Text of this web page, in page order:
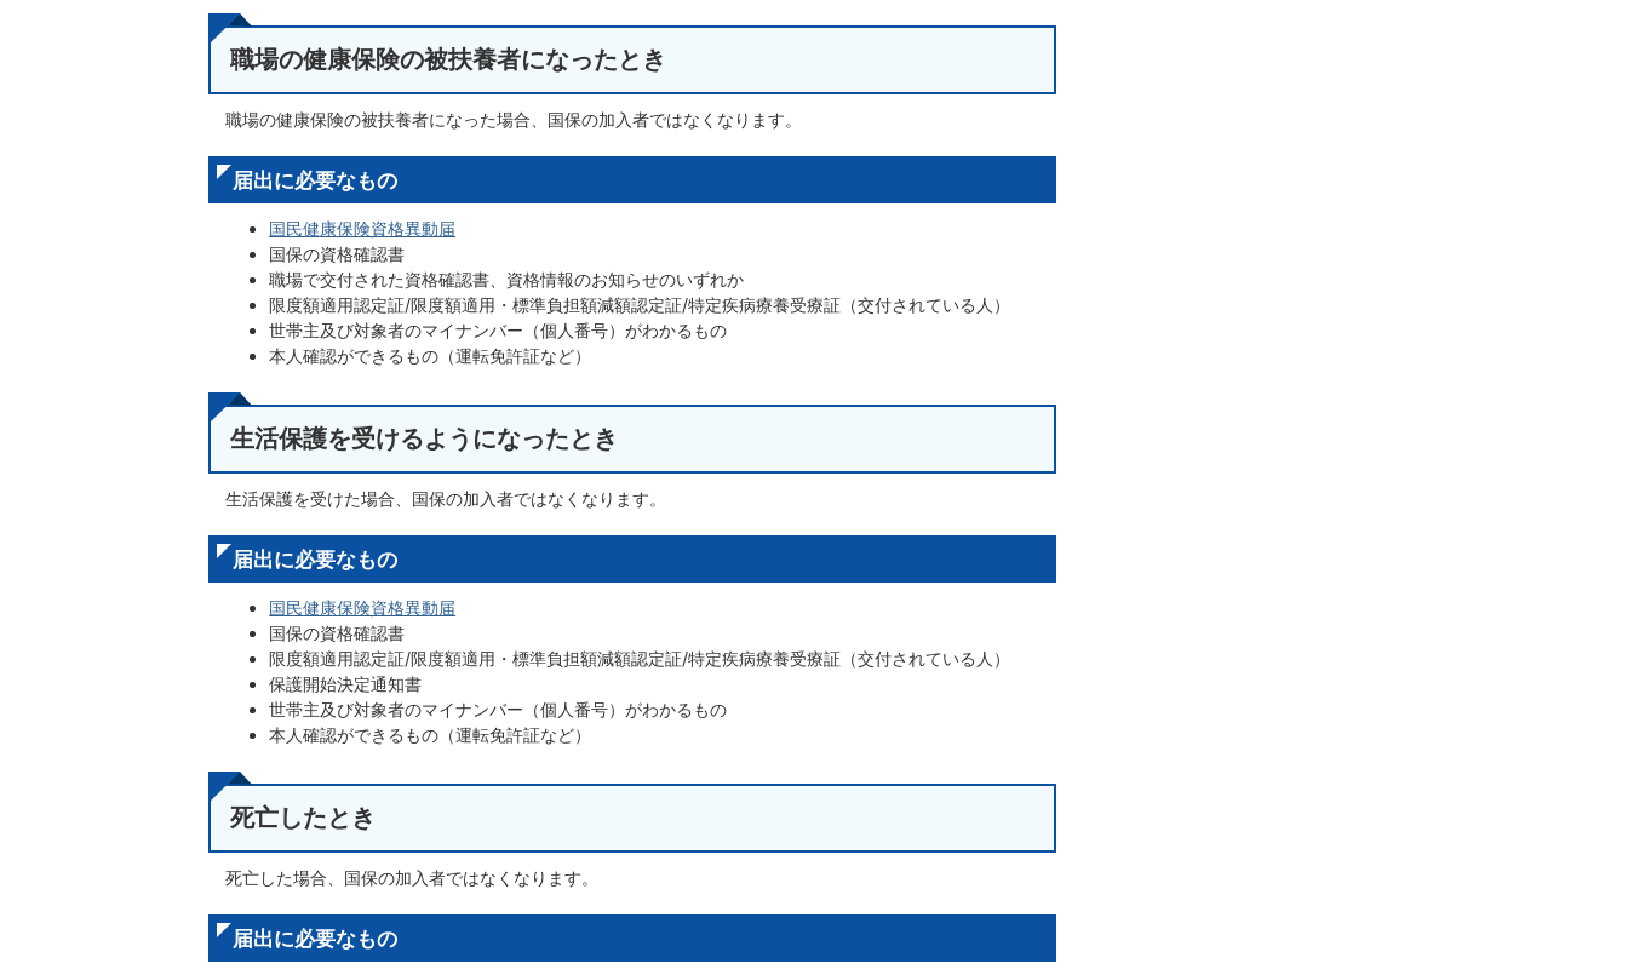
職場の健康保険の被扶養者になったとき
職場の健康保険の被扶養者になった場合、国保の加入者ではなくなります。
届出に必要なもの
国民健康保険資格異動届
国保の資格確認書
職場で交付された資格確認書、資格情報のお知らせのいずれか
限度額適用認定証/限度額適用・標準負担額減額認定証/特定疾病療養受療証（交付されている人）
世帯主及び対象者のマイナンバー（個人番号）がわかるもの
本人確認ができるもの（運転免許証など）
生活保護を受けるようになったとき
生活保護を受けた場合、国保の加入者ではなくなります。
届出に必要なもの
国民健康保険資格異動届
国保の資格確認書
限度額適用認定証/限度額適用・標準負担額減額認定証/特定疾病療養受療証（交付されている人）
保護開始決定通知書
世帯主及び対象者のマイナンバー（個人番号）がわかるもの
本人確認ができるもの（運転免許証など）
死亡したとき
死亡した場合、国保の加入者ではなくなります。
届出に必要なもの